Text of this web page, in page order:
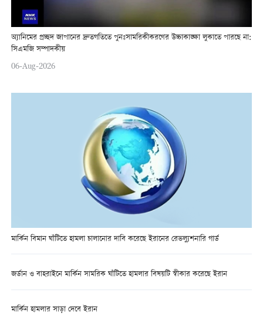
অ্যানিমের প্রচ্ছদ জাপানের দ্রুতগতিতে পুনঃসামরিকীকরণের উচ্চাকাঙ্ক্ষা লুকাতে পারছে না:
সিএমজি সম্পাদকীয়
06-Aug-2026
মার্কিন বিমান ঘাঁটিতে হামলা চালানোর দাবি করেছে ইরানের রেভল্যুশনারি গার্ড
জর্ডান ও বাহরাইনে মার্কিন সামরিক ঘাঁটিতে হামলার বিষয়টি স্বীকার করেছে ইরান
মার্কিন হামলার সাড়া দেবে ইরান